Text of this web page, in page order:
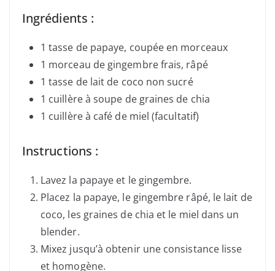
Ingrédients :
1 tasse de papaye, coupée en morceaux
1 morceau de gingembre frais, râpé
1 tasse de lait de coco non sucré
1 cuillère à soupe de graines de chia
1 cuillère à café de miel (facultatif)
Instructions :
Lavez la papaye et le gingembre.
Placez la papaye, le gingembre râpé, le lait de
coco, les graines de chia et le miel dans un
blender.
Mixez jusqu’à obtenir une consistance lisse
et homogène.